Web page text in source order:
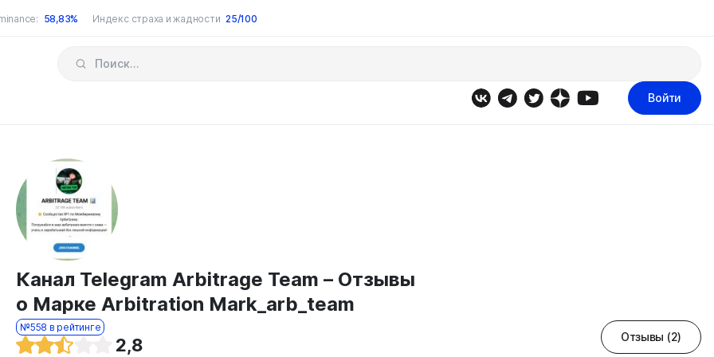
58,83% Индекс страха и жадности 25/100
Войти
Канал Telegram Arbitrage Team – Отзывы
о Марке Arbitration Mark_arb_team
№558 в рейтинге
2,8 Отзывы (2)